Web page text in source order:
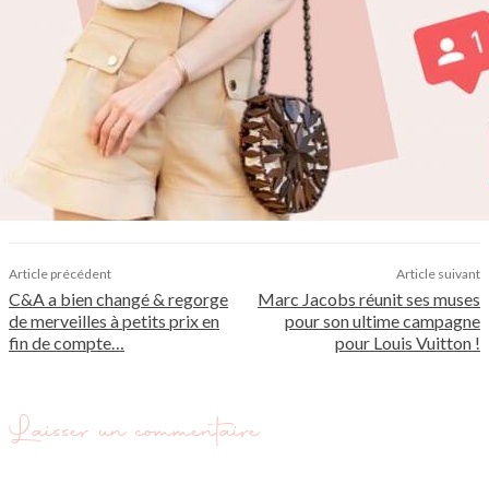
Article précédent
C&A a bien changé & regorge
de merveilles à petits prix en
fin de compte…
Article suivant
Marc Jacobs réunit ses muses
pour son ultime campagne
pour Louis Vuitton !
Laisser un commentaire